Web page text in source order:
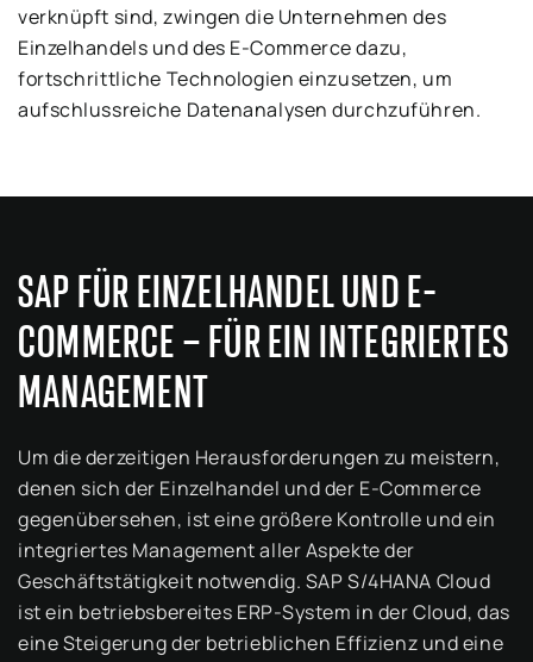
verknüpft sind, zwingen die Unternehmen des
Einzelhandels und des E-Commerce dazu,
fortschrittliche Technologien einzusetzen, um
aufschlussreiche Datenanalysen durchzuführen.
SAP FÜR EINZELHANDEL UND E-
COMMERCE – FÜR EIN INTEGRIERTES
MANAGEMENT
Um die derzeitigen Herausforderungen zu meistern,
denen sich der Einzelhandel und der E-Commerce
gegenübersehen, ist eine größere Kontrolle und ein
integriertes Management aller Aspekte der
Geschäftstätigkeit notwendig. SAP S/4HANA Cloud
ist ein betriebsbereites ERP-System in der Cloud, das
eine Steigerung der betrieblichen Effizienz und eine